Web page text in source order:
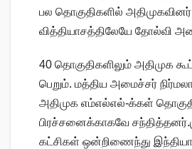
பல தொகுதிகளில்
வித்தியாசத்திலேயே தோல்வி
40 தொகுதிகளிலும் அதிமுக
பெறும். மத்திய அமைச்சர்
அதிமுக எம்எல்எல்-க்கள்
பிரச்சனைக்காகவே
கட்சிகள் ஒன்றிணைந்து